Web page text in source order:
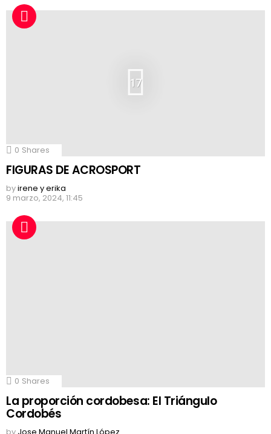
17
0 Shares
FIGURAS DE ACROSPORT
byirene y erika
9 marzo, 2024, 11:45
0 Shares
La proporción cordobesa: El Triángulo
Cordobés